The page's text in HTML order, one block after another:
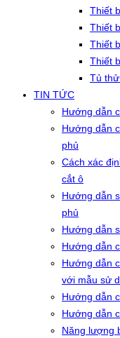
Thiết
Thiết
Thiết
Thiết
Tủ
TIN TỨC
Hướng dẫn
Hướng dẫn
phủ
Cách xác
cắt ô
Hướng dẫn
phủ
Hướng dẫn
Hướng dẫn
Hướng dẫn
với mẫu sử
Hướng dẫn
Hướng dẫn
Năng lượng